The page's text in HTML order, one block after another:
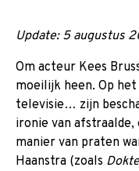
Update: 5 augustus
Om acteur Kees
moeilijk heen. Op
televisie… zijn
ironie van
manier van praten
Haanstra (zoals